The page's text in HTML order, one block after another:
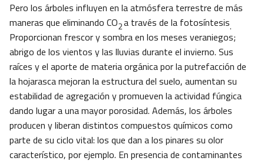
Pero los árboles influyen en la atmósfera terrestre de más
maneras que eliminando CO2a través de la fotosíntesis.
Proporcionan frescor y sombra en los meses veraniegos;
abrigo de los vientos y las lluvias durante el invierno. Sus
raíces y el aporte de materia orgánica por la putrefacción de
la hojarasca mejoran la estructura del suelo, aumentan su
estabilidad de agregación y promueven la actividad fúngica
dando lugar a una mayor porosidad. Además, los árboles
producen y liberan distintos compuestos químicos como
parte de su ciclo vital: los que dan a los pinares su olor
característico, por ejemplo. En presencia de contaminantes